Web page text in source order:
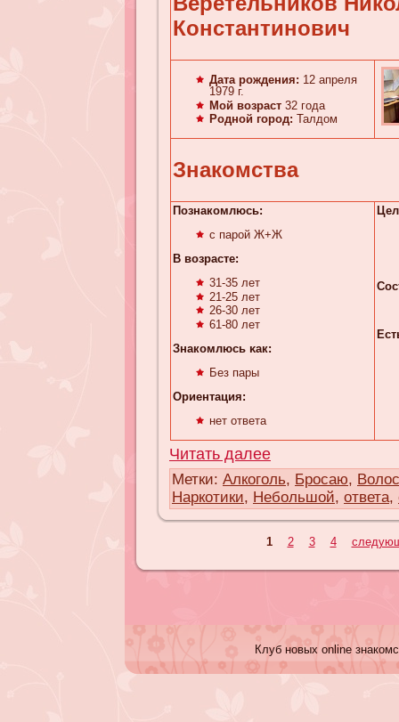
Константинович
Дата рождения: 12 апреля
1979 г.
Мой возраст 32 года
Родной город: Талдом
Знакомства
Познакомлюсь:
с парой Ж+Ж
В возрасте:
31-35 лет
21-25 лет
26-30 лет
61-80 лет
Знакомлюсь κaк:
Без пары
Ориентация:
нет ответа
Читать далее
Метки: Алкоголь, Бросаю,
Наркотики, Небольшой, ответа,
1 2 3 4
Клуб новых online